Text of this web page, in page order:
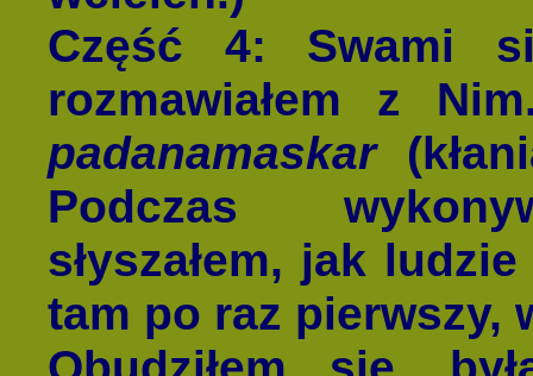
Część 4: Swami
rozmawiałem z
padanamaskar
Podczas
słyszałem, jak
tam po raz pierwszy,